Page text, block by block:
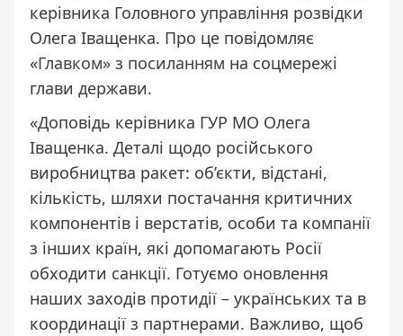
керівника Головного управління розвідки
Олега Іващенка. Про це повідомляє
«Главком» з посиланням на соцмережі
глави держави.
«Доповідь керівника ГУР МО Олега
Іващенка. Деталі щодо російського
виробництва ракет: об’єкти, відстані,
кількість, шляхи постачання критичних
компонентів і верстатів, особи та компанії
з інших країн, які допомагають Росії
обходити санкції. Готуємо оновлення
наших заходів протидії – українських та в
координації з партнерами. Важливо, щоб